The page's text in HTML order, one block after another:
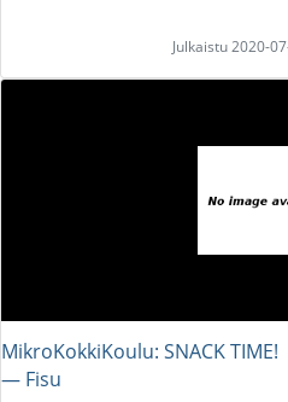
Julkaistu 2020-
MikroKokkiKoulu: SNACK TIME!
― Fisu